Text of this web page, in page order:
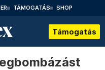
TÁMOGATÁS SHOP
Támogatás